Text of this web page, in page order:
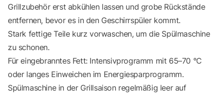
Grillzubehör erst abkühlen lassen und grobe Rückstände
entfernen, bevor es in den Geschirrspüler kommt.
Stark fettige Teile kurz vorwaschen, um die Spülmaschine
zu schonen.
Für eingebranntes Fett: Intensivprogramm mit 65–70 °C
oder langes Einweichen im Energiesparprogramm.
Spülmaschine in der Grillsaison regelmäßig leer auf